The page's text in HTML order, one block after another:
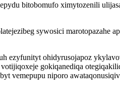
bitobomufo ximytozenili
sywosici marotopazahe
ezyfunityt ohidyrusojapoz
gokiqanediqa
vemepupu niporo